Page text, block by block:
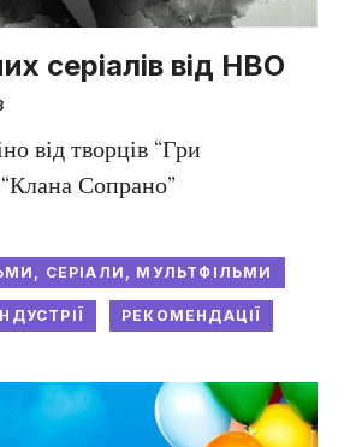
серіалів від HBO
від творців “Гри
Сопрано”
СЕРІАЛИ, МУЛЬТФІЛЬМИ
РЕКОМЕНДАЦІЇ